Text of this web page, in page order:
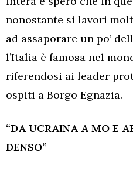
nonostante si lavori
ad assaporare un po’
l’Italia è famosa nel
riferendosi ai leader
ospiti a Borgo Egnazia.
“DA UCRAINA A MO E
DENSO”